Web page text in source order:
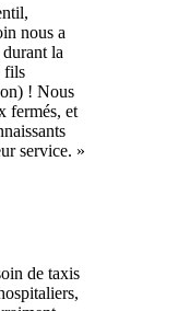
nous a
la
fils
! Nous
fermés, et
service. »
de taxis